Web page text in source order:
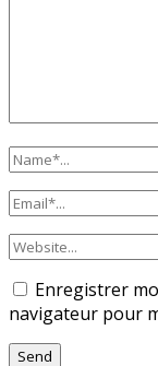
Enregistrer
navigateur pour